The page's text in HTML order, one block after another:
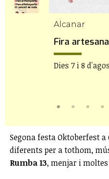
Alcanar
Fira
Dies 7 i 8
Segona festa Oktoberfest
diferents per a tothom,
Rumba 13, menjar i